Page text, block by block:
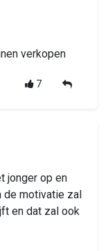
verkopen
7
jonger op en
de motivatie zal
en dat zal ook